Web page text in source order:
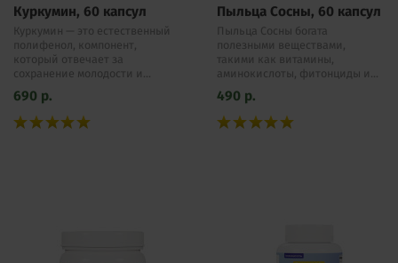
Куркумин, 60 капсул
Куркумин — это естественный
полифенол, компонент,
который отвечает за
сохранение молодости и...
690 р.
Пыльца Сосны, 60 капсул
Пыльца Сосны богата
полезными веществами,
такими как витамины,
аминокислоты, фитонциды и...
490 р.